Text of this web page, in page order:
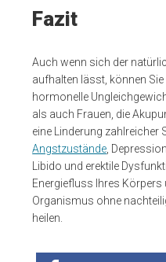
Fazit
Auch wenn sich der
aufhalten lässt, können
hormonelle
als auch Frauen, die
eine Linderung zahlreicher
Angstzustände ,
Libido und erektile
Energiefluss Ihres Körpers
Organismus ohne
heilen.